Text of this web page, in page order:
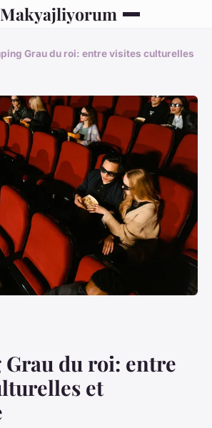
Makyajliyorum
Grau du roi: entre visites culturelles
Grau du roi: entre
et